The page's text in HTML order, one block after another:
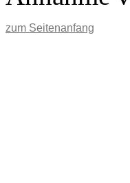
zum Seitenanfang